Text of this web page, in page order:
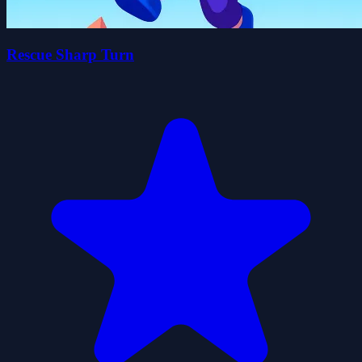
Rescue Sharp Turn